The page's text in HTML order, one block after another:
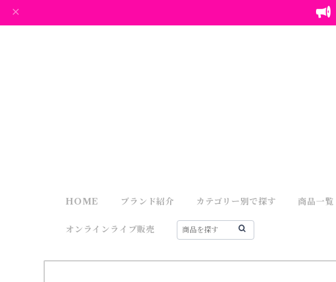
HOME ブランド紹介 カテゴリー別で探す 商品一覧
オンラインライブ販売